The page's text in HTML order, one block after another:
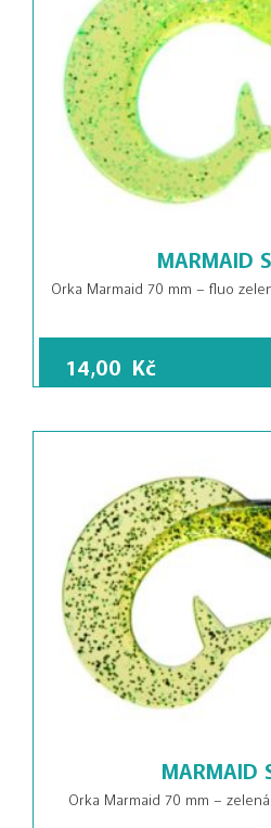
MARMAID
Orka Marmaid 70 mm – fluo
14,00 Kč
MARMAID
Orka Marmaid 70 mm –